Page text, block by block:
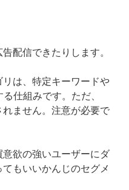
配信できたりします。
は、特定キーワードや
仕組みです。ただ、
ません。注意が必要で
欲の強いユーザーにダ
もいいかんじのセグメ